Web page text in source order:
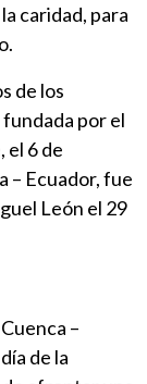
caridad, para
de los
por el
el 6 de
– Ecuador, fue
León el 29
–
de la